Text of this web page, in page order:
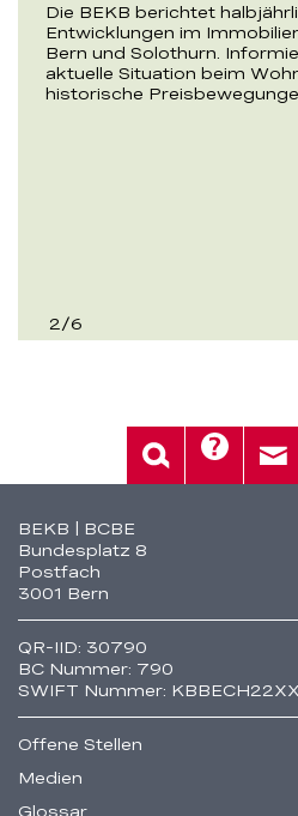
Die BEKB berichtet
Entwicklungen im
Bern und Solothurn.
aktuelle Situation beim
historische
2/6
Fusszeile
BEKB | BCBE
Bundesplatz 8
Postfach
3001 Bern
QR-IID: 30790
BC Nummer: 790
SWIFT Nummer:
Offene Stellen
Medien
Glossar